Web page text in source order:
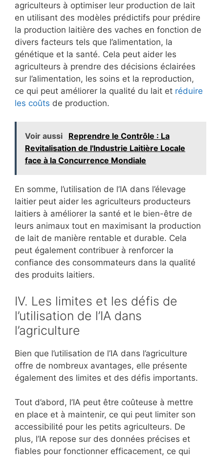
agriculteurs à optimiser leur production de lait
en utilisant des modèles prédictifs pour prédire
la production laitière des vaches en fonction de
divers facteurs tels que l’alimentation, la
génétique et la santé. Cela peut aider les
agriculteurs à prendre des décisions éclairées
sur l’alimentation, les soins et la reproduction,
ce qui peut améliorer la qualité du lait et réduire
les coûts de production.
Voir aussi
Reprendre le Contrôle : La
Revitalisation de l'Industrie Laitière Locale
face à la Concurrence Mondiale
En somme, l’utilisation de l’IA dans l’élevage
laitier peut aider les agriculteurs producteurs
laitiers à améliorer la santé et le bien-être de
leurs animaux tout en maximisant la production
de lait de manière rentable et durable. Cela
peut également contribuer à renforcer la
confiance des consommateurs dans la qualité
des produits laitiers.
IV. Les limites et les défis de
l’utilisation de l’IA dans
l’agriculture
Bien que l’utilisation de l’IA dans l’agriculture
offre de nombreux avantages, elle présente
également des limites et des défis importants.
Tout d’abord, l’IA peut être coûteuse à mettre
en place et à maintenir, ce qui peut limiter son
accessibilité pour les petits agriculteurs. De
plus, l’IA repose sur des données précises et
fiables pour fonctionner efficacement, ce qui